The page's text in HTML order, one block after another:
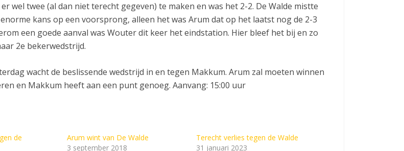
er wel twee (al dan niet terecht gegeven) te maken en was het 2-2. De Walde mistte
kans op een voorsprong, alleen het was Arum dat op het laatst nog de 2-3
een goede aanval was Wouter dit keer het eindstation. Hier bleef het bij en zo
2e bekerwedstrijd.
wacht de beslissende wedstrijd in en tegen Makkum. Arum zal moeten winnen
en Makkum heeft aan een punt genoeg. Aanvang: 15:00 uur
de
Arum wint van De Walde
3 september 2018
Terecht verlies tegen de Walde
31 januari 2023